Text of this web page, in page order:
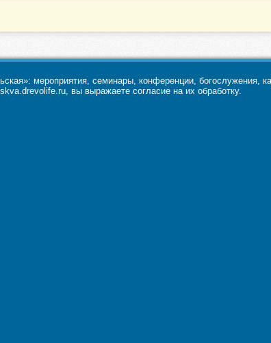
мероприятия, семинары, конференции, богослужения,
вы выражаете согласие на их обработку.